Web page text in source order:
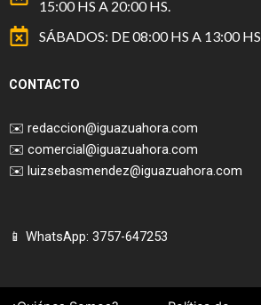
15:00 HS A 20:00 HS.
SÁBADOS: DE 08:00 HS A 13:00 HS
CONTACTO
✉️ redaccion@iguazuahora.com
✉️ comercial@iguazuahora.com
✉️ luizsebasmendez@iguazuahora.com
📱 WhatsApp: 3757-647253